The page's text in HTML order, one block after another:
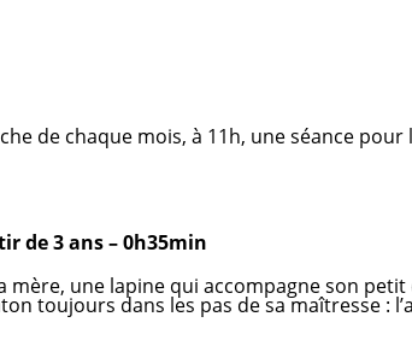
de chaque mois, à 11h, une séance
de 3 ans – 0h35min
une lapine qui accompagne son
toujours dans les pas de sa maîtresse :